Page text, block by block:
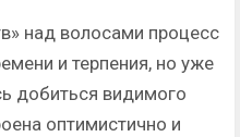
над волосами процесс
и терпения, но уже
добиться видимого
оптимистично и